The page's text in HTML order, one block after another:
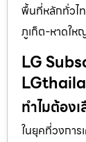
พื้นที่หลักทั่วไ
ภูเก็ต-หาดให
LG
ทำไมต้อง
ในยุคที่วงการ